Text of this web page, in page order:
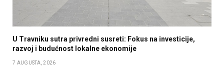
U Travniku sutra privredni susreti: Fokus na investicije,
razvoj i budućnost lokalne ekonomije
7 AUGUSTA, 2026